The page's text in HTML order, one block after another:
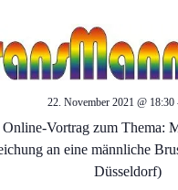
Online-Vortrag zum Thema:
an eine männliche
Düsseldorf)
22. November 2021 @ 18:30